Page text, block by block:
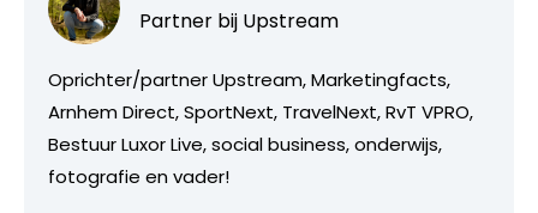
Partner bij Upstream
Oprichter/partner Upstream, Marketingfacts,
Arnhem Direct, SportNext, TravelNext, RvT VPRO,
Bestuur Luxor Live, social business, onderwijs,
fotografie en vader!